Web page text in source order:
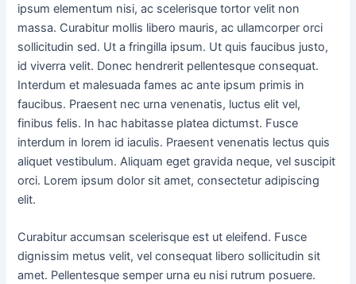
ipsum elementum nisi, ac scelerisque tortor velit non
massa. Curabitur mollis libero mauris, ac ullamcorper orci
sollicitudin sed. Ut a fringilla ipsum. Ut quis faucibus justo,
id viverra velit. Donec hendrerit pellentesque consequat.
Interdum et malesuada fames ac ante ipsum primis in
faucibus. Praesent nec urna venenatis, luctus elit vel,
finibus felis. In hac habitasse platea dictumst. Fusce
interdum in lorem id iaculis. Praesent venenatis lectus quis
aliquet vestibulum. Aliquam eget gravida neque, vel suscipit
orci. Lorem ipsum dolor sit amet, consectetur adipiscing
elit.
Curabitur accumsan scelerisque est ut eleifend. Fusce
dignissim metus velit, vel consequat libero sollicitudin sit
amet. Pellentesque semper urna eu nisi rutrum posuere.